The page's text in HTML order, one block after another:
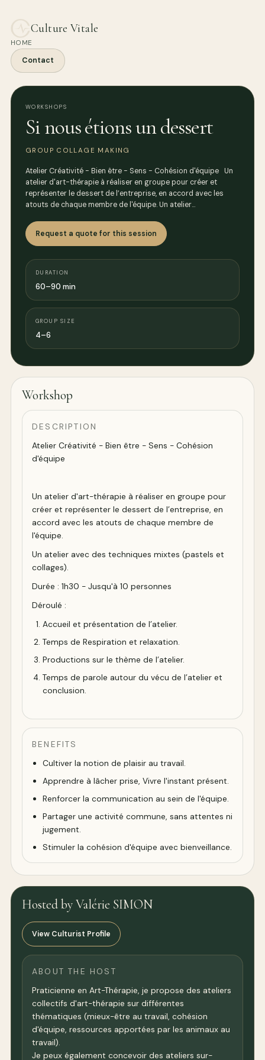
Culture Vitale
HOME
Contact
WORKSHOPS
Si nous étions un dessert
GROUP COLLAGE MAKING
Atelier Créativité - Bien être - Sens - Cohésion d'équipe Un
atelier d'art-thérapie à réaliser en groupe pour créer et
représenter le dessert de l’entreprise, en accord avec les
atouts de chaque membre de l'équipe. Un atelier…
Request a quote for this session
DURATION
60–90 min
GROUP SIZE
4–6
Workshop
DESCRIPTION
Atelier Créativité - Bien être - Sens - Cohésion
d'équipe
Un atelier d'art-thérapie à réaliser en groupe pour
créer et représenter le dessert de l’entreprise, en
accord avec les atouts de chaque membre de
l'équipe.
Un atelier avec des techniques mixtes (pastels et
collages).
Durée : 1h30 - Jusqu'à 10 personnes
Déroulé :
Accueil et présentation de l’atelier.
Temps de Respiration et relaxation.
Productions sur le thème de l’atelier.
Temps de parole autour du vécu de l’atelier et
conclusion.
BENEFITS
Cultiver la notion de plaisir au travail.
Apprendre à lâcher prise, Vivre l'instant présent.
Renforcer la communication au sein de l'équipe.
Partager une activité commune, sans attentes ni
jugement.
Stimuler la cohésion d'équipe avec bienveillance.
Hosted by Valérie SIMON
View Culturist Profile
ABOUT THE HOST
Praticienne en Art-Thérapie, je propose des ateliers
collectifs d'art-thérapie sur différentes
thématiques (mieux-être au travail, cohésion
d'équipe, ressources apportées par les animaux au
travail).
Je peux également concevoir des ateliers sur-